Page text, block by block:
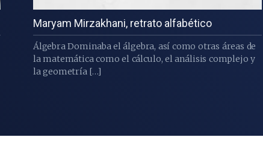
Maryam Mirzakhani, retrato alfabético
Álgebra Dominaba el álgebra, así como otras áreas de
la matemática como el cálculo, el análisis complejo y
la geometría […]